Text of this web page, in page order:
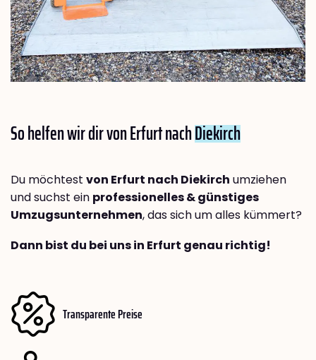
So helfen wir dir von Erfurt nachDiekirch
Du möchtest von Erfurt nach Diekirch umziehen
und suchst ein professionelles & günstiges
Umzugsunternehmen, das sich um alles kümmert?
Dann bist du bei uns in Erfurt genau richtig!
Transparente Preise